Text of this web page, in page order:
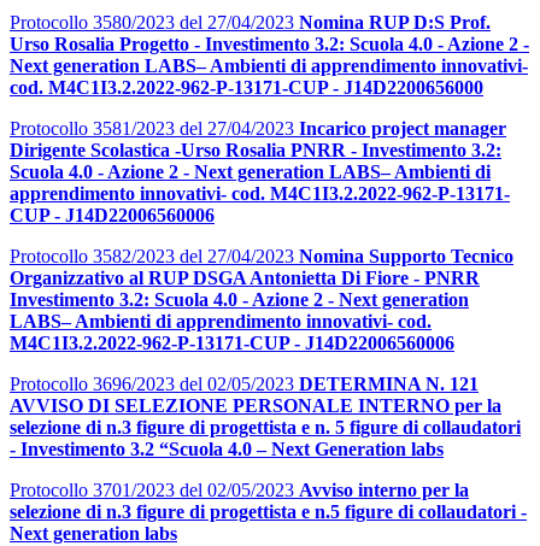
Protocollo 3580/2023 del 27/04/2023 Nomina RUP D:S Prof.
Urso Rosalia Progetto - Investimento 3.2: Scuola 4.0 - Azione 2 -
Next generation LABS– Ambienti di apprendimento innovativi-
cod. M4C1I3.2.2022-962-P-13171-CUP - J14D2200656000
Protocollo 3581/2023 del 27/04/2023 Incarico project manager
Dirigente Scolastica -Urso Rosalia PNRR - Investimento 3.2:
Scuola 4.0 - Azione 2 - Next generation LABS– Ambienti di
apprendimento innovativi- cod. M4C1I3.2.2022-962-P-13171-
CUP - J14D22006560006
Protocollo 3582/2023 del 27/04/2023 Nomina Supporto Tecnico
Organizzativo al RUP DSGA Antonietta Di Fiore - PNRR
Investimento 3.2: Scuola 4.0 - Azione 2 - Next generation
LABS– Ambienti di apprendimento innovativi- cod.
M4C1I3.2.2022-962-P-13171-CUP - J14D22006560006
Protocollo 3696/2023 del 02/05/2023 DETERMINA N. 121
AVVISO DI SELEZIONE PERSONALE INTERNO per la
selezione di n.3 figure di progettista e n. 5 figure di collaudatori
- Investimento 3.2 “Scuola 4.0 – Next Generation labs
Protocollo 3701/2023 del 02/05/2023 Avviso interno per la
selezione di n.3 figure di progettista e n.5 figure di collaudatori -
Next generation labs